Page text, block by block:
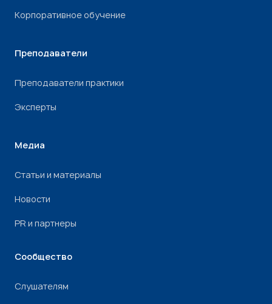
Корпоративное обучение
Преподаватели
Преподаватели практики
Эксперты
Медиа
Статьи и материалы
Новости
PR и партнеры
Сообщество
Слушателям